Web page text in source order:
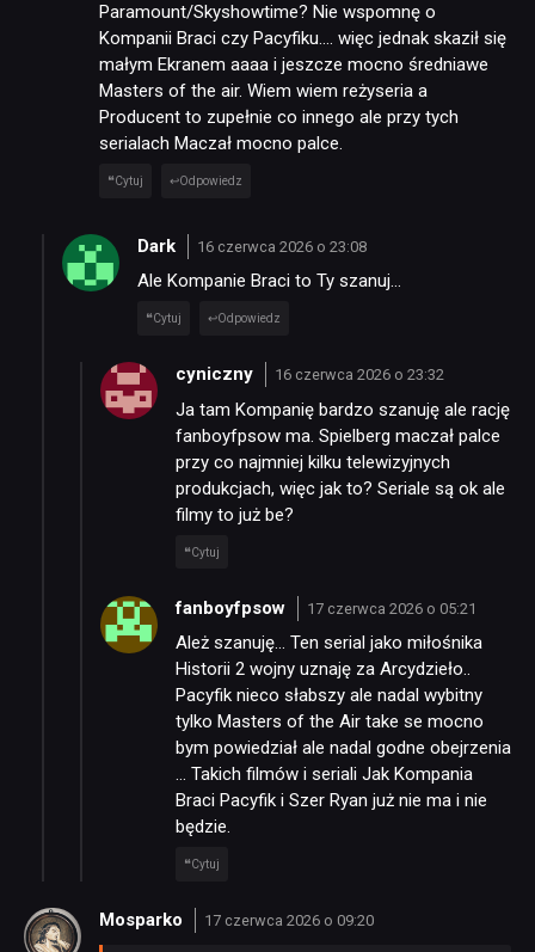
NEWSY
RECENZJE
PUBLICYSTYKA
Paramount/Skyshowtime? Nie wspomnę o
Kompanii Braci czy Pacyfiku…. więc jednak skaził się
małym Ekranem aaaa i jeszcze mocno średniawe
Masters of the air. Wiem wiem reżyseria a
Producent to zupełnie co innego ale przy tych
serialach Maczał mocno palce.
Cytuj Odpowiedz
Dark 16 czerwca 2026 o 23:08
Ale Kompanie Braci to Ty szanuj…
Cytuj Odpowiedz
cyniczny 16 czerwca 2026 o 23:32
Ja tam Kompanię bardzo szanuję ale rację
fanboyfpsow ma. Spielberg maczał palce
przy co najmniej kilku telewizyjnych
produkcjach, więc jak to? Seriale są ok ale
filmy to już be?
Cytuj
fanboyfpsow 17 czerwca 2026 o 05:21
Ależ szanuję… Ten serial jako miłośnika
Historii 2 wojny uznaję za Arcydzieło..
Pacyfik nieco słabszy ale nadal wybitny
tylko Masters of the Air take se mocno
bym powiedział ale nadal godne obejrzenia
… Takich filmów i seriali Jak Kompania
Braci Pacyfik i Szer Ryan już nie ma i nie
będzie.
Cytuj
Mosparko 17 czerwca 2026 o 09:20